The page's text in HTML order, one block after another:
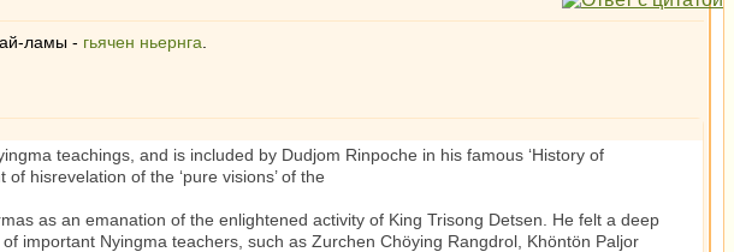
ламы - гьячен ньернга
teachings, and is included by Dudjom Rinpoche in his famous ‘History of
hisrevelation of the ‘pure visions’ of the
as an emanation of the enlightened activity of King Trisong Detsen. He felt a deep
important Nyingma teachers, such as Zurchen Chöying Rangdrol, Khöntön Paljor